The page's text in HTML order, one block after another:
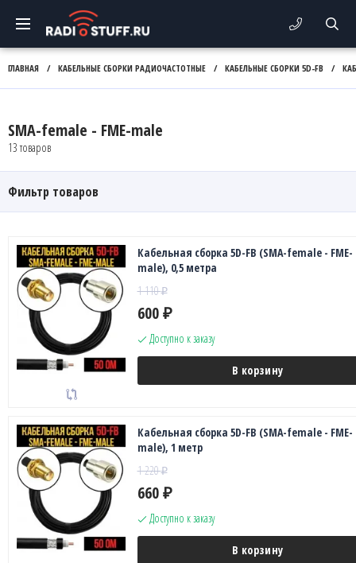
ГЛАВНАЯ / КАБЕЛЬНЫЕ СБОРКИ РАДИОЧАСТОТНЫЕ / КАБЕЛЬНЫЕ СБОРКИ 5D-FB /
SMA-female - FME-male
13 товаров
Фильтр товаров
Кабельная сборка 5D-FB (SMA-female - FME-
male), 0,5 метра
1 110₽
600 ₽
Доступно к заказу
В корзину
Кабельная сборка 5D-FB (SMA-female - FME-
male), 1 метр
1 220₽
660 ₽
Доступно к заказу
В корзину